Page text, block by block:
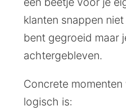
klanten snappen
bent gegroeid maar
achtergebleven.
Concrete
logisch is: